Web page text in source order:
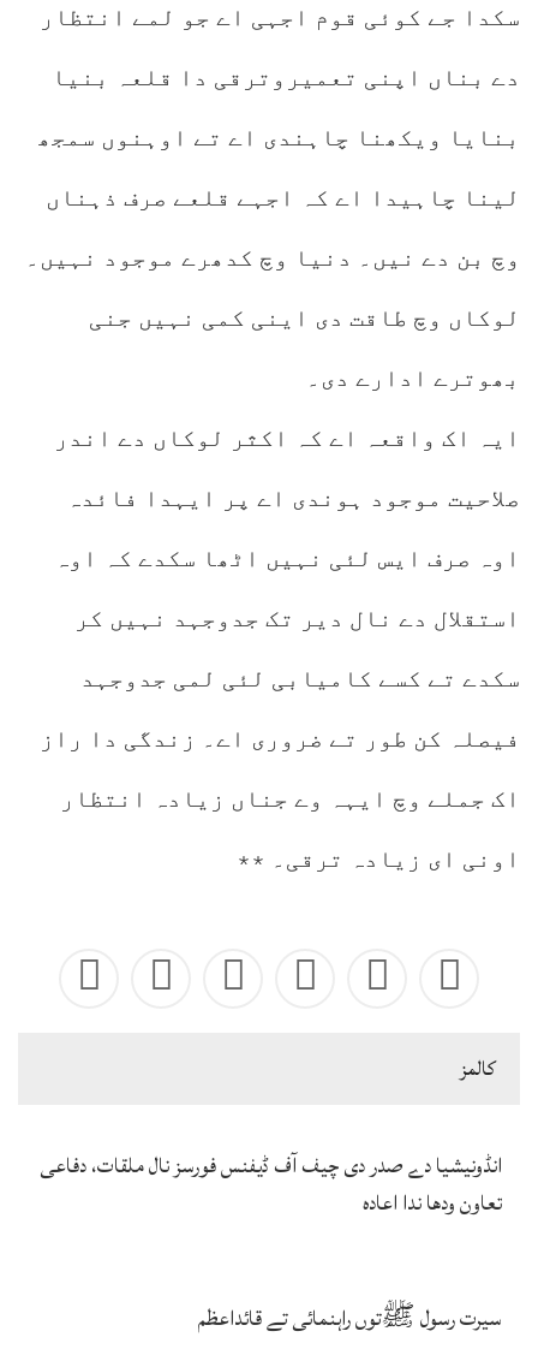
سکدا جے کوئی قوم اجہی اے جو لمے انتظار
دے بناں اپنی تعمیروترقی دا قلعہ بنیا
بنایا ویکھنا چاہندی اے تے اوہنوں سمجھ
لینا چاہیدا اے کہ اجہے قلعے صرف ذہناں
وچ بن دے نیں۔ دنیا وچ کدھرے موجود نہیں۔
لوکاں وچ طاقت دی اینی کمی نہیں جنی
بھوترے ادارے دی۔
ایہ اک واقعہ اے کہ اکثر لوکاں دے اندر
صلاحیت موجود ہوندی اے پر ایہدا فائدہ
اوہ صرف ایس لئی نہیں اٹھا سکدے کہ اوہ
استقلال دے نال دیر تک جدوجہد نہیں کر
سکدے تے کسے کامیابی لئی لمی جدوجہد
فیصلہ کن طور تے ضروری اے۔ زندگی دا راز
اک جملے وچ ایہہ وے جناں زیادہ انتظار
اونی ای زیادہ ترقی۔ ٭٭
كالمز
انڈونیشیا دے صدر دی چیف آف ڈیفنس فورسز نال ملقات، دفاعی
تعاون ودھا ندا اعادہ
سیرت رسول ﷺتوں راہنمائی تے قائداعظم